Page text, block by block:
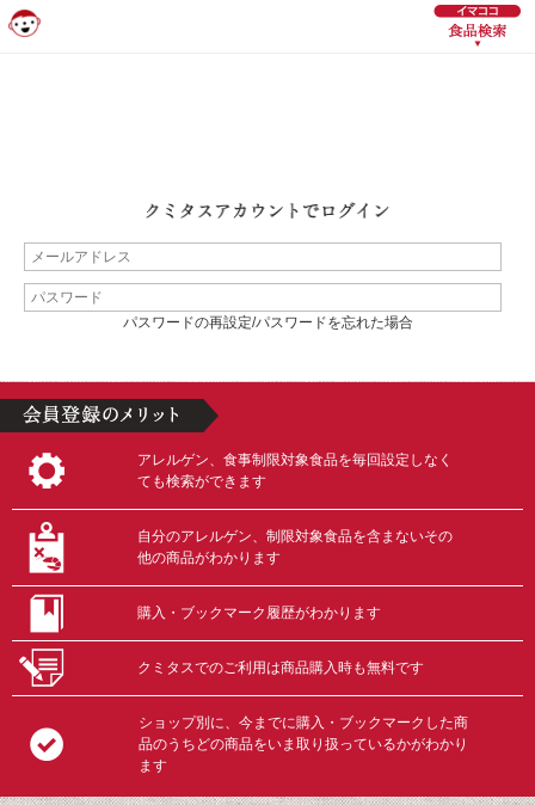
パスワードの再設定/パスワードを忘れた場合
アレルゲン、食事制限対象食品を毎回設定しなく
ても検索ができます
自分のアレルゲン、制限対象食品を含まないその
他の商品がわかります
購入・ブックマーク履歴がわかります
クミタスでのご利用は商品購入時も無料です
ショップ別に、今までに購入・ブックマークした商
品のうちどの商品をいま取り扱っているかがわかり
ます